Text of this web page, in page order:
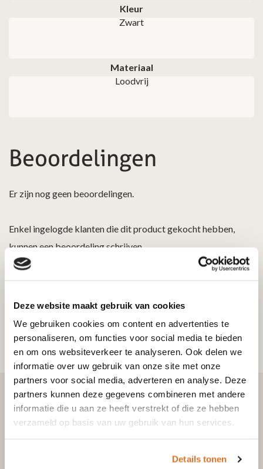
Deze website maakt gebruik van cookies
We gebruiken cookies om content en advertenties te
personaliseren, om functies voor social media te bieden
en om ons websiteverkeer te analyseren. Ook delen we
informatie over uw gebruik van onze site met onze
partners voor social media, adverteren en analyse. Deze
partners kunnen deze gegevens combineren met andere
informatie die u aan ze heeft verstrekt of die ze hebben
verzameld op basis van uw gebruik van hun services.
Details tonen
Kleur
Zwart
Materiaal
Loodvrij
Beoordelingen
Er zijn nog geen beoordelingen.
Enkel ingelogde klanten die dit product gekocht hebben,
kunnen een beoordeling schrijven.